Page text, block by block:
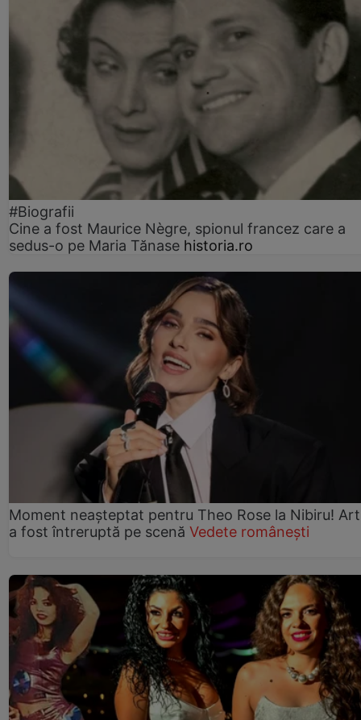
#Biografii
Cine a fost Maurice Nègre, spionul francez care a
sedus-o pe Maria Tănase historia.ro
Moment neașteptat pentru Theo Rose la Nibiru!
a fost întreruptă pe scenă Vedete românești